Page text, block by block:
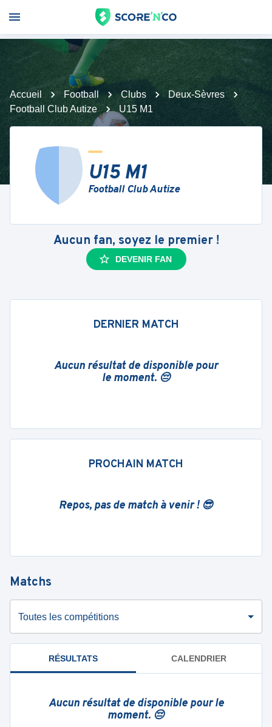
Accueil Football Clubs
Deux-Sèvres
Football Club Autize
U15 M1
U15 M1
Football Club Autize
Aucun fan, soyez le premier !
DEVENIR FAN
DERNIER MATCH
Aucun résultat de disponible pour
le moment. 😔
PROCHAIN MATCH
Repos, pas de match à venir ! 😎
Matchs
Toutes les compétitions
RÉSULTATS CALENDRIER
Aucun résultat de disponible pour le
moment. 😔